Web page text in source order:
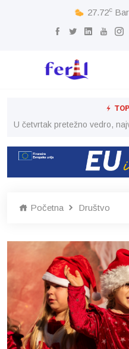
27.72c
U četvrtak pretežno vedro,
Početna Društvo